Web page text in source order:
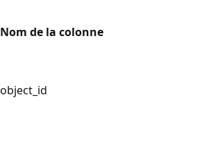
Nom de la colonne
object_id